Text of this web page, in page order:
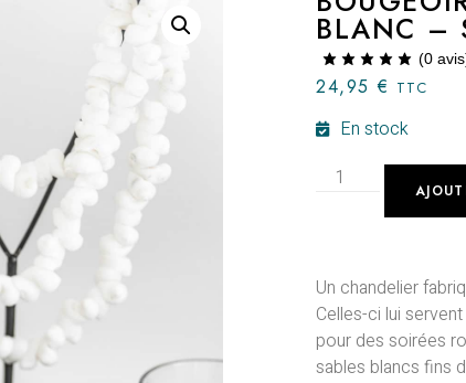
BLANC –
(0
24,95€ TTC
En stock
Un chandelier
Celles-ci lui
pour des soirées
sables blancs fins